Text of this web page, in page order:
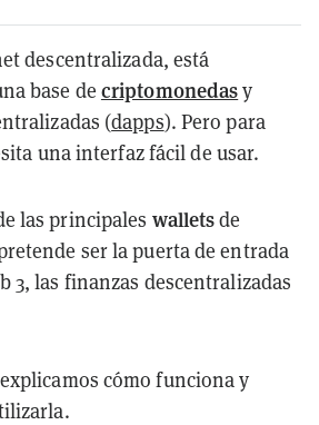
descentralizada, está
base de criptomonedasy
(dapps). Pero para
una interfaz fácil de usar.
las principales walletsde
ser la puerta de entrada
3, las finanzas descentralizadas
cómo funciona y